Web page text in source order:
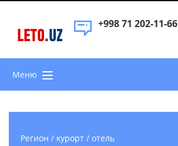
LETO.UZ
+998 71 202-11-66
Меню
Регион / курорт / отель